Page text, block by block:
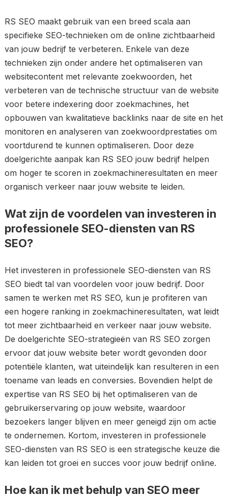
RS SEO maakt gebruik van een breed scala aan
specifieke SEO-technieken om de online zichtbaarheid
van jouw bedrijf te verbeteren. Enkele van deze
technieken zijn onder andere het optimaliseren van
websitecontent met relevante zoekwoorden, het
verbeteren van de technische structuur van de website
voor betere indexering door zoekmachines, het
opbouwen van kwalitatieve backlinks naar de site en het
monitoren en analyseren van zoekwoordprestaties om
voortdurend te kunnen optimaliseren. Door deze
doelgerichte aanpak kan RS SEO jouw bedrijf helpen
om hoger te scoren in zoekmachineresultaten en meer
organisch verkeer naar jouw website te leiden.
Wat zijn de voordelen van investeren in
professionele SEO-diensten van RS
SEO?
Het investeren in professionele SEO-diensten van RS
SEO biedt tal van voordelen voor jouw bedrijf. Door
samen te werken met RS SEO, kun je profiteren van
een hogere ranking in zoekmachineresultaten, wat leidt
tot meer zichtbaarheid en verkeer naar jouw website.
De doelgerichte SEO-strategieën van RS SEO zorgen
ervoor dat jouw website beter wordt gevonden door
potentiële klanten, wat uiteindelijk kan resulteren in een
toename van leads en conversies. Bovendien helpt de
expertise van RS SEO bij het optimaliseren van de
gebruikerservaring op jouw website, waardoor
bezoekers langer blijven en meer geneigd zijn om actie
te ondernemen. Kortom, investeren in professionele
SEO-diensten van RS SEO is een strategische keuze die
kan leiden tot groei en succes voor jouw bedrijf online.
Hoe kan ik met behulp van SEO meer